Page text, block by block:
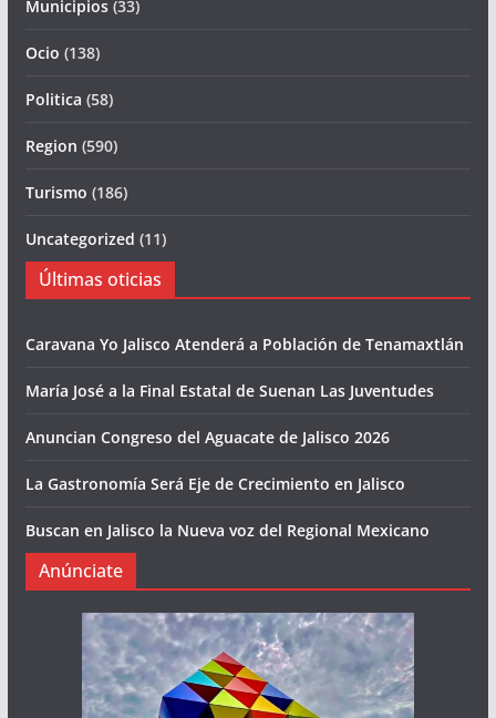
Municipios(33)
Ocio (138)
Politica (58)
Region (590)
Turismo (186)
Uncategorized (11)
Últimas oticias
Caravana Yo Jalisco Atenderá a Población de Tenamaxtlán
María José a la Final Estatal de Suenan Las Juventudes
Anuncian Congreso del Aguacate de Jalisco 2026
La Gastronomía Será Eje de Crecimiento en Jalisco
Buscan en Jalisco la Nueva voz del Regional Mexicano
Anúnciate